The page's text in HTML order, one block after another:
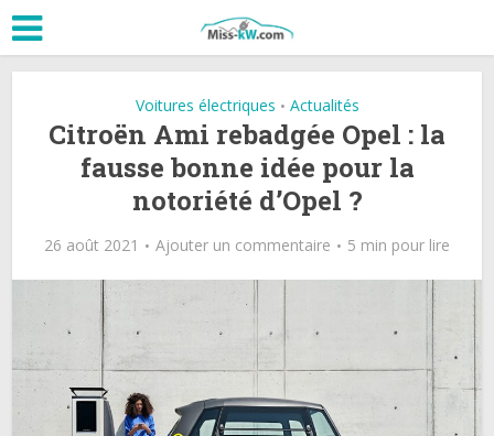
Voitures électriques • Actualités
Citroën Ami rebadgée Opel : la
fausse bonne idée pour la
notoriété d’Opel ?
26 août 2021 Ajouter un commentaire 5 min pour lire